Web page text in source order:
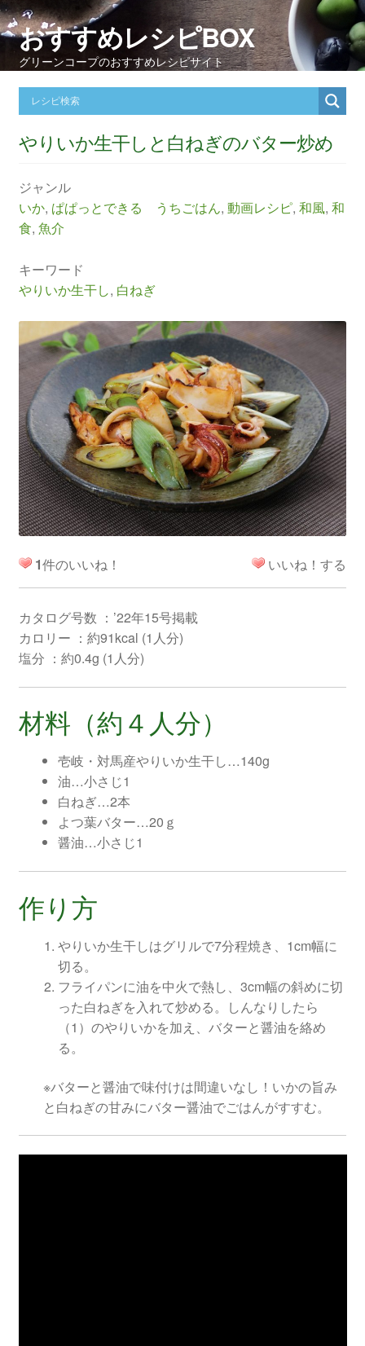
おすすめレシピBOX
グリーンコープのおすすめレシピサイト
やりいか生干しと白ねぎのバター炒め
ジャンル
いか, ぱぱっとできる うちごはん, 動画レシピ, 和風, 和
食, 魚介
キーワード
やりいか生干し, 白ねぎ
1件のいいね！ いいね！する
カタログ号数 ：’22年15号掲載
カロリー ：約91kcal (1人分)
塩分 ：約0.4g (1人分)
材料（約４人分）
壱岐・対馬産やりいか生干し…140g
油…小さじ1
白ねぎ…2本
よつ葉バター…20ｇ
醤油…小さじ1
作り方
やりいか生干しはグリルで7分程焼き、1cm幅に
切る。
フライパンに油を中火で熱し、3cm幅の斜めに切
った白ねぎを入れて炒める。しんなりしたら
（1）のやりいかを加え、バターと醤油を絡め
る。
※バターと醤油で味付けは間違いなし！いかの旨み
と白ねぎの甘みにバター醤油でごはんがすすむ。